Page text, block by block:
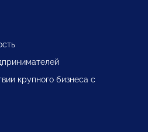
крупного бизнеса с